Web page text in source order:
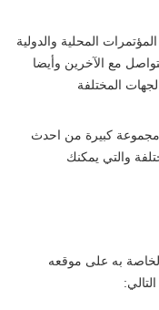
المحلية والدولية
مع الآخرين وأيضا
المختلفة
كبيرة من احدث
والتي يمكنك
به على موقعه